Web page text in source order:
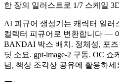
한 장의 일러스트로 1/7 스케일
AI 피규어 생성기는 캐릭터 일러
컬렉터 피규어로 변환합니다 —
BANDAI 박스 배치. 정체성, 포즈
딧 소요. gpt-image-2 구동. OC
념, 책상 조각상 공유에 활용하세